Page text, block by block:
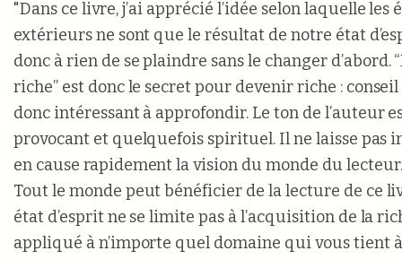
"Dans ce livre, j’ai apprécié l’idée selon laquelle les
extérieurs ne sont que le résultat de notre état
donc à rien de se plaindre sans le changer d’abord.
riche” est donc le secret pour devenir riche :
donc intéressant à approfondir. Le ton de l’auteur
provocant et quelquefois spirituel. Il ne laisse pas
en cause rapidement la vision du monde du lecteur.
Tout le monde peut bénéficier de la lecture de ce
état d’esprit ne se limite pas à l’acquisition de la
appliqué à n’importe quel domaine qui vous tient